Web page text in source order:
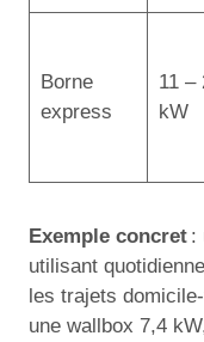
Borne
express
11 –
kW
Exemple concret :
utilisant
les trajets
une wallbox 7,4